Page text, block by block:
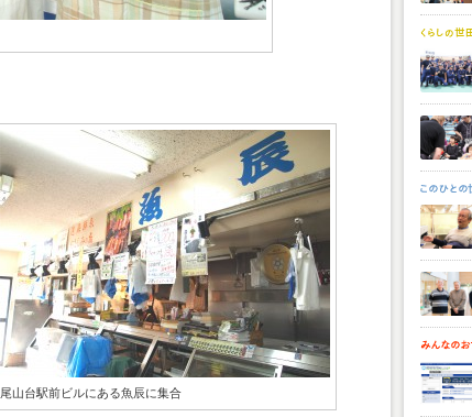
尾山台駅前ビルにある魚辰に集合